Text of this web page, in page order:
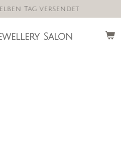
Salon
Tag versendet